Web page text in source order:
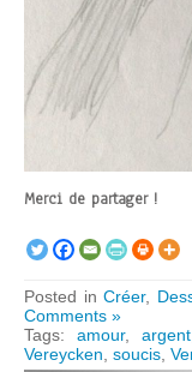
Merci de partager !
Posted in Créer,
Comments »
Tags:amour,argent
Vereycken soucis